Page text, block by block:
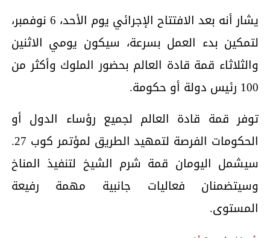
يشار أنه بعد الافتتاح الإجرائي يوم الأحد، 6 نوفمبر،
لتمكين بدء العمل بسرعة، سيكون يومي الاثنين
والثلاثاء قمة قادة العالم بحضور الملوك وأكثر من
100 رئيس دولة أو حكومة.
توفر قمة قادة العالم لجميع رؤساء الدول أو
الحكومات الفرصة لتمهيد الطريق لمؤتمر كوب 27.
سيشمل اليومان قمة شرم الشيخ لتنفيذ المناخ
وسيتضمنان فعاليات جانبية مهمة رفيعة
المستوى.